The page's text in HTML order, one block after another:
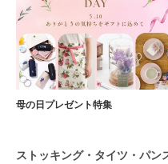
母の日プレゼント特集
ストッキング・タイツ・パン